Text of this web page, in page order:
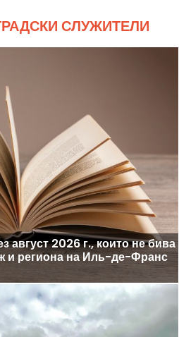
СЛУЖИТЕЛИ
август 2026 г., които не бива
и региона на Иль-де-Франс